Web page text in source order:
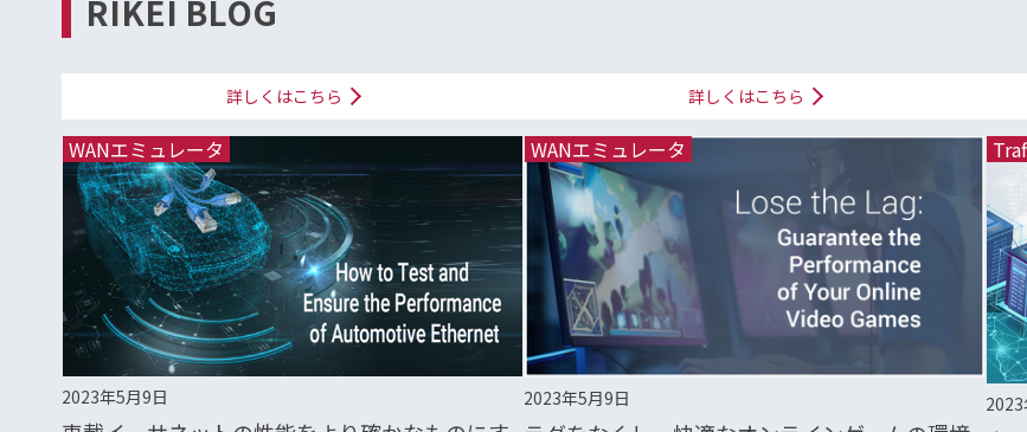
RIKEI BLOG
詳しくはこちら
WANエミュレータ
2023年5月9日
詳しくはこちら
WANエミュレータ
2023年5月9日